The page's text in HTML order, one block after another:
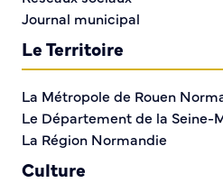
Pretty Beauty
Sophie mode style
Le Poulet grillé
Boucherie Azevedo
Journal municipal
Le Territoire
La Métropole de Rouen
Le Département de la Seine-
La Région Normandie
Culture